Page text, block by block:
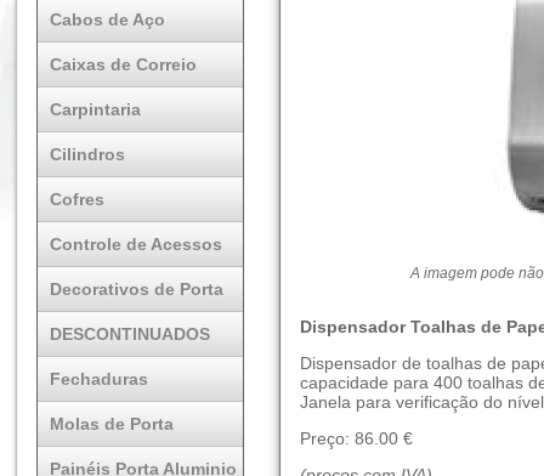
Cabos de Aço
Caixas de Correio
Carpintaria
Cilindros
Cofres
Controle de Acessos
Decorativos de Porta
DESCONTINUADOS
Fechaduras
Molas de Porta
Painéis Porta Aluminio
A imagem pode
Dispensador Toalhas de
Dispensador de toalhas de
capacidade para 400 toalhas
Janela para verificação do
Preço: 86.00 €